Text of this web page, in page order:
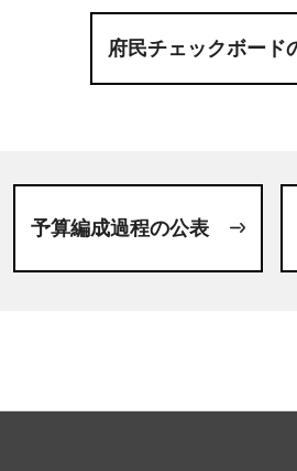
府民チェックボード
予算編成過程の公表